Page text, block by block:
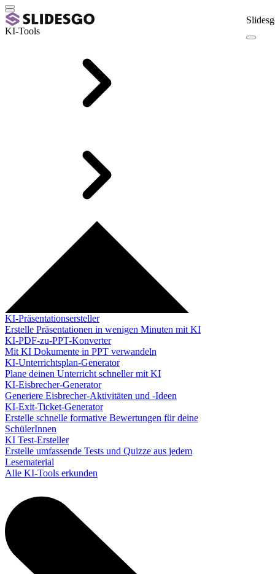
KI-Tools
KI-Präsentationsersteller
Erstelle Präsentationen in wenigen Minuten mit KI
KI-PDF-zu-PPT-Konverter
Mit KI Dokumente in PPT verwandeln
KI-Unterrichtsplan-Generator
Plane deinen Unterricht schneller mit KI
KI-Eisbrecher-Generator
Generiere Eisbrecher-Aktivitäten und -Ideen
KI-Exit-Ticket-Generator
Erstelle schnelle formative Bewertungen für deine
SchülerInnen
KI Test-Ersteller
Erstelle umfassende Tests und Quizze aus jedem
Lesematerial
Alle KI-Tools erkunden